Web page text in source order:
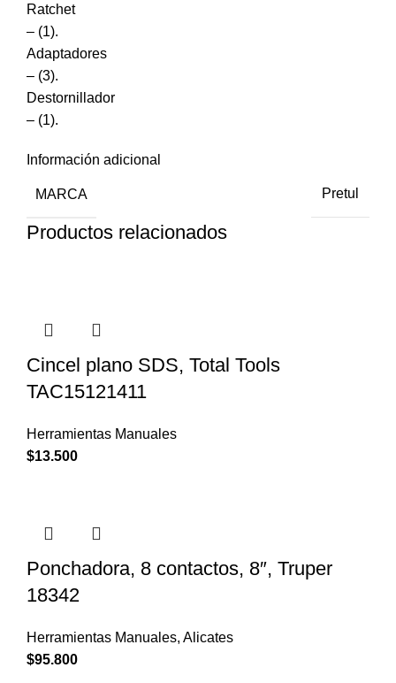
Ratchet
– (1).
Adaptadores
– (3).
Destornillador
– (1).
Información adicional
MARCA Pretul
Productos relacionados
Cincel plano SDS, Total Tools
TAC15121411
Herramientas Manuales
$13.500
Ponchadora, 8 contactos, 8″, Truper
18342
Herramientas Manuales, Alicates
$95.800